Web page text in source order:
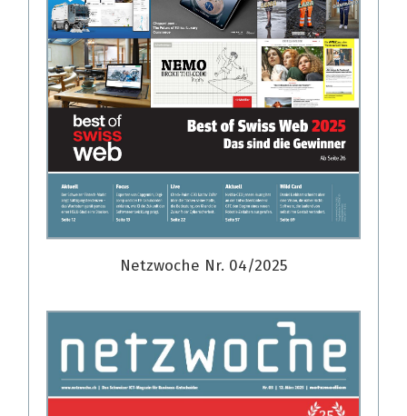
Netzwoche Nr. 04/2025